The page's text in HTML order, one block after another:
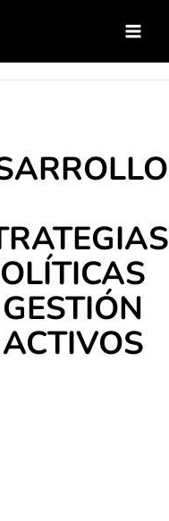
de gestion de